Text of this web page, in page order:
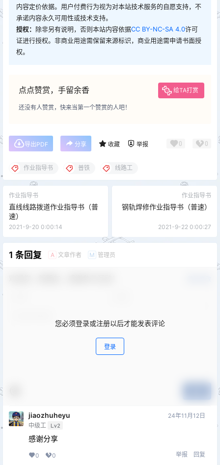
内容定价依据。用户付费行为视为对本站技术服务的自愿支持，不
承诺内容永久可用性或技术支持。
授权： 除非另有说明，否则本站内容依据CC BY-NC-SA 4.0许可
证进行授权。非商业用途需保留来源标识，商业用途需申请书面授
权。
点点赞赏，手留余香 给TA打赏
还没有人赞赏，快来当第一个赞赏的人吧！
导出PDF 分享 收藏 举报 0 0
作业指导书 普铁 线路工
作业指导书
直线线路拨道作业指导书（普
速）
2021-9-20 0:00:14
作业指导书
钢轨焊修作业指导书（普速）
2021-9-22 0:00:27
1 条回复 A 文章作者 M 管理员
您必须登录或注册以后才能发表评论
登录
jiaozhuheyu
中级工 Lv2
24年11月12日
感谢分享
0 0 举报 回复